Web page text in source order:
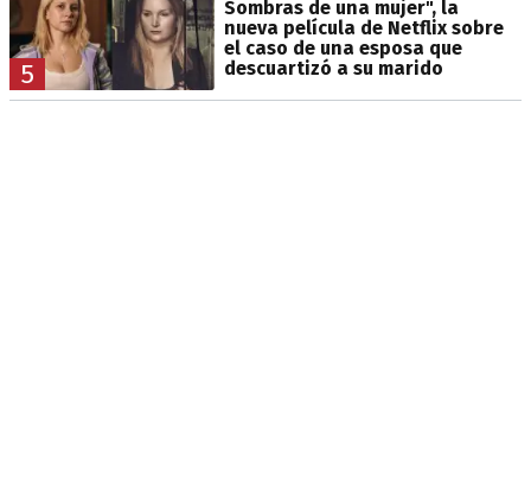
5
Sombras de una mujer", la
nueva película de Netflix sobre
el caso de una esposa que
descuartizó a su marido